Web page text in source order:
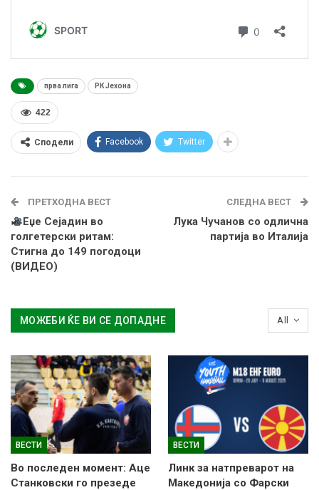
прва лига РК Јехона
422
Сподели Facebook Twitter
ПРЕТХОДНА ВЕСТ
Еџе Сејадин во
голгетерски ритам:
Стигна до 149 погодоци
(ВИДЕО)
СЛЕДНА ВЕСТ
Лука Чучанов со одлична
партија во Италија
All
МОЖЕБИ ЌЕ ВИ СЕ ДОПАДНЕ
ВЕСТИ
Во последен момент: Аце
Станковски го презеде
ВЕСТИ
Линк за натпреварот на
Македонија со Фарски